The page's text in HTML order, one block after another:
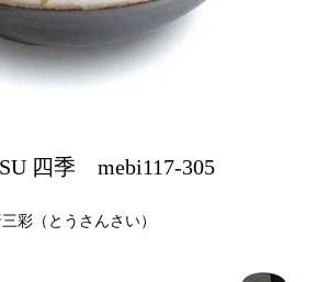
四季 mebi117-305
彩（とうさんさい）